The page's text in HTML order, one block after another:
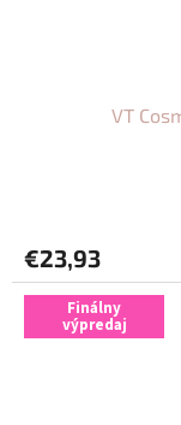
VT
€23,93
Finálny
výpredaj